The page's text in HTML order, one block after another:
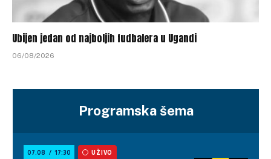
Ubijen jedan od najboljih fudbalera u Ugandi
06/08/2026
Programska šema